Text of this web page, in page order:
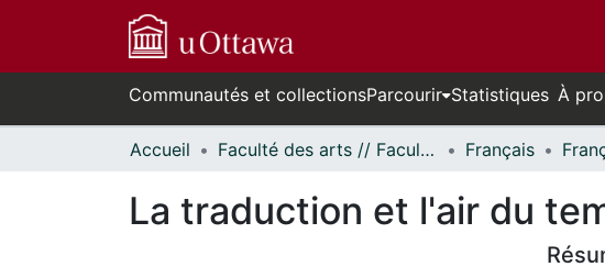
Communautés et collectionsParcourir Statistiques À
Accueil Faculté des arts // Faculty of Arts Français
La traduction et l'air du